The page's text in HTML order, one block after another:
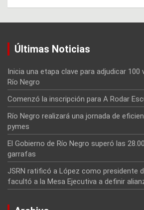
Últimas Noticias
Inicia una etapa clave para adjudicar 100
Río Negro
Comenzó la inscripción para A Rodar
Río Negro realizará una jornada de
pymes
El Gobierno de Río Negro superó las
garrafas
JSRN ratificó a López como presidente
facultó a la Mesa Ejecutiva a definir